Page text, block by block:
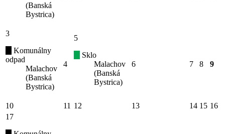
(Banská
Bystrica)
3
Komunálny
odpad
Malachov
(Banská
Bystrica)
4
5
Sklo
Malachov
(Banská
Bystrica)
6 7 8 9
10 11 12 13 14 15 16
17